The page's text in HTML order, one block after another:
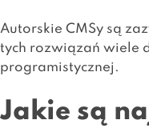
Autorskie CMSy są
tych rozwiązań wiele
programistycznej.
Jakie są